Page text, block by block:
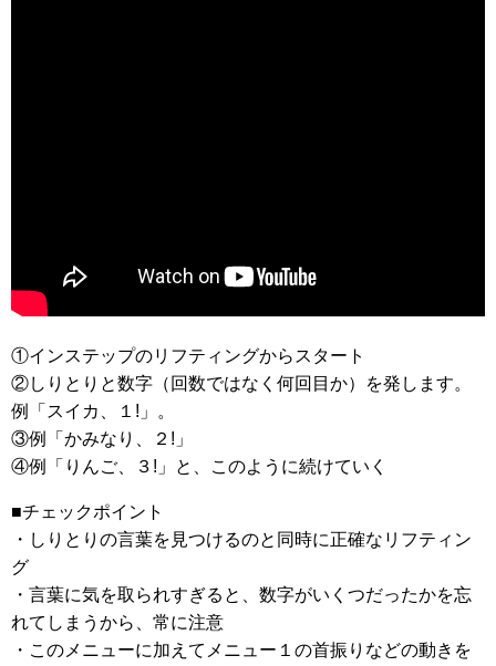
①インステップのリフティングからスタート
②しりとりと数字（回数ではなく何回目か）を発します。
例「スイカ、１!」。
③例「かみなり、２!」
④例「りんご、３!」と、このように続けていく
■チェックポイント
・しりとりの言葉を見つけるのと同時に正確なリフティン
グ
・言葉に気を取られすぎると、数字がいくつだったかを忘
れてしまうから、常に注意
・このメニューに加えてメニュー１の首振りなどの動きを